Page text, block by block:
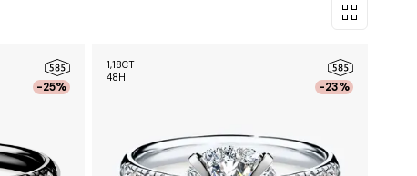
-25% -23%
1,18CT
48H